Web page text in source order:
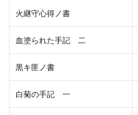
火継守心得ノ書
血塗られた手記 二
黒キ匪ノ書
白菊の手記 一